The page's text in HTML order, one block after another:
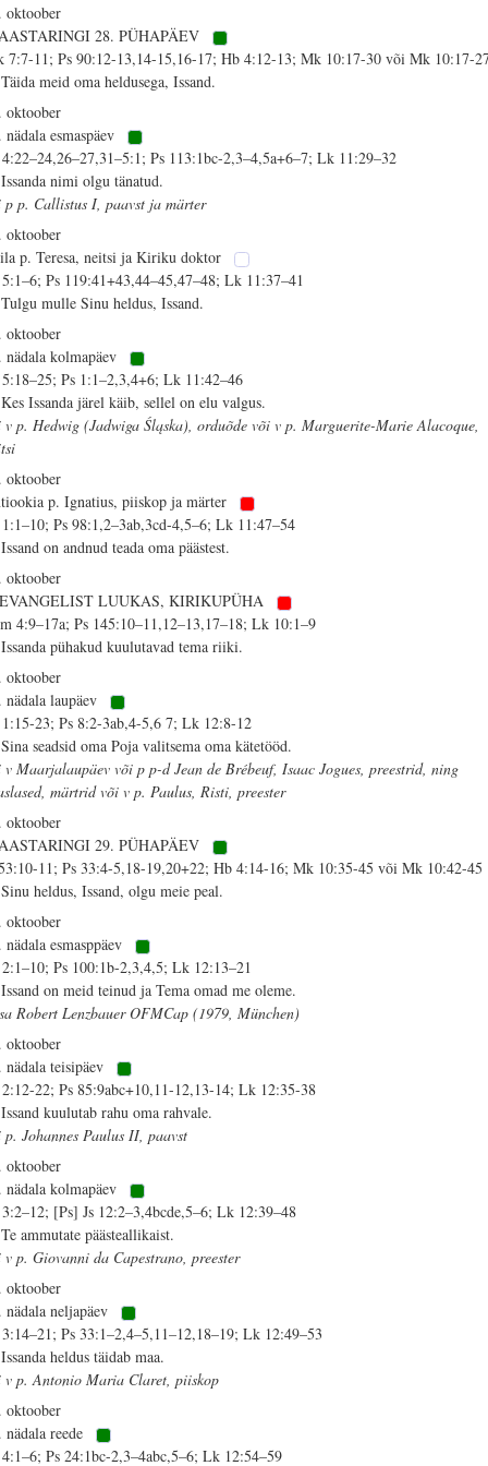
oktoober
28. PÜHAPÄEV
7:7-11; Ps 90:12-13,14-15,16-17; Hb 4:12-13; Mk 10:17-30 või Mk 10:17-
meid oma heldusega, Issand.
oktoober
nädala esmaspäev
Ps 113:1bc-2,3–4,5a+6–7; Lk 11:29–32
nimi olgu tänatud.
p p. Callistus I, paavst ja märter
oktoober
p. Teresa, neitsi ja Kiriku doktor
Ps 119:41+43,44–45,47–48; Lk 11:37–41
mulle Sinu heldus, Issand.
oktoober
nädala kolmapäev
Ps 1:1–2,3,4+6; Lk 11:42–46
Issanda järel käib, sellel on elu valgus.
v p. Hedwig (Jadwiga Śląska), orduõde või v p. Marguerite-Marie Alacoque,
oktoober
p. Ignatius, piiskop ja märter
Ps 98:1,2–3ab,3cd-4,5–6; Lk 11:47–54
on andnud teada oma päästest.
oktoober
LUUKAS, KIRIKUPÜHA
4:9–17a; Ps 145:10–11,12–13,17–18; Lk 10:1–9
pühakud kuulutavad tema riiki.
oktoober
nädala laupäev
23; Ps 8:2-3ab,4-5,6 7; Lk 12:8-12
seadsid oma Poja valitsema oma kätetööd.
v Maarjalaupäev või p p-d Jean de Brébeuf, Isaac Jogues, preestrid, ning
märtrid või v p. Paulus, Risti, preester
oktoober
29. PÜHAPÄEV
11; Ps 33:4-5,18-19,20+22; Hb 4:14-16; Mk 10:35-45 või Mk 10:42-45
heldus, Issand, olgu meie peal.
oktoober
nädala esmasppäev
Ps 100:1b-2,3,4,5; Lk 12:13–21
on meid teinud ja Tema omad me oleme.
Robert Lenzbauer OFMCap (1979, München)
oktoober
nädala teisipäev
22; Ps 85:9abc+10,11-12,13-14; Lk 12:35-38
kuulutab rahu oma rahvale.
p. Johannes Paulus II, paavst
oktoober
nädala kolmapäev
[Ps] Js 12:2–3,4bcde,5–6; Lk 12:39–48
ammutate päästeallikaist.
v p. Giovanni da Capestrano, preester
oktoober
nädala neljapäev
Ps 33:1–2,4–5,11–12,18–19; Lk 12:49–53
heldus täidab maa.
v p. Antonio Maria Claret, piiskop
oktoober
nädala reede
Ps 24:1bc-2,3–4abc,5–6; Lk 12:54–59